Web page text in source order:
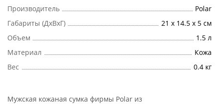
Производитель
Polar
Габариты (ДхВхГ)
21 х 14.5 х 5 см
Объем
1.5 л
Материал
Кожа
Вес
0.4 кг
Мужская кожаная сумка фирмы Polar из